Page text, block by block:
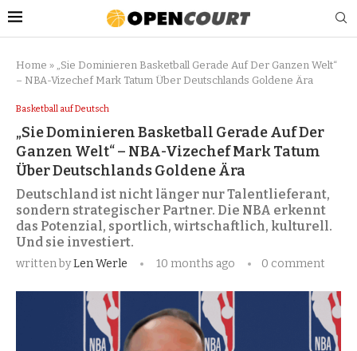
Home » „Sie Dominieren Basketball Gerade Auf Der Ganzen Welt“
– NBA-Vizechef Mark Tatum Über Deutschlands Goldene Ära
Basketball auf Deutsch
„Sie Dominieren Basketball Gerade Auf Der
Ganzen Welt“ – NBA-Vizechef Mark Tatum
Über Deutschlands Goldene Ära
Deutschland ist nicht länger nur Talentlieferant,
sondern strategischer Partner. Die NBA erkennt
das Potenzial, sportlich, wirtschaftlich, kulturell.
Und sie investiert.
written byLen Werle 10 months ago 0 comment